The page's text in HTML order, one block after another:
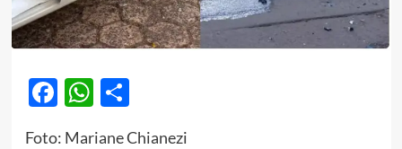
Facebook
WhatsApp
Share
Foto: Mariane Chianezi